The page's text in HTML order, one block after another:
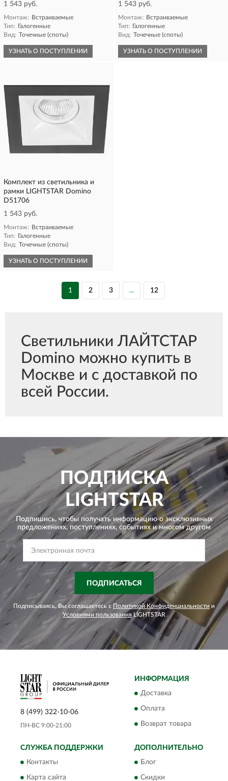
1 543 руб.
Монтаж: Встраиваемые
Тип: Галогенные
Вид: Точечные (споты)
УЗНАТЬ О ПОСТУПЛЕНИИ
1 543 руб.
Монтаж: Встраиваемые
Тип: Галогенные
Вид: Точечные (споты)
УЗНАТЬ О ПОСТУПЛЕНИИ
Комплект из светильника и
рамки LIGHTSTAR Domino
D51706
1 543 руб.
Монтаж: Встраиваемые
Тип: Галогенные
Вид: Точечные (споты)
УЗНАТЬ О ПОСТУПЛЕНИИ
1 2 3 ... 12
Светильники ЛАЙТСТАР
Domino можно купить в
Москве и с доставкой по
всей России.
ПОДПИСКА
LIGHTSTAR
Подпишись, чтобы получать информацию о эксклюзивных
предложениях, поступлениях, событиях и многом другом
ПОДПИСАТЬСЯ
Подписываясь, Вы соглашаетесь с Политикой Конфиденциальности и
Условиями пользованияLIGHTSTAR
8 (499) 322-10-06
ПН-ВС 9:00-21:00
ИНФОРМАЦИЯ
Доставка
Оплата
Возврат товара
СЛУЖБА ПОДДЕРЖКИ
Контакты
Карта сайта
ДОПОЛНИТЕЛЬНО
Блог
Скидки